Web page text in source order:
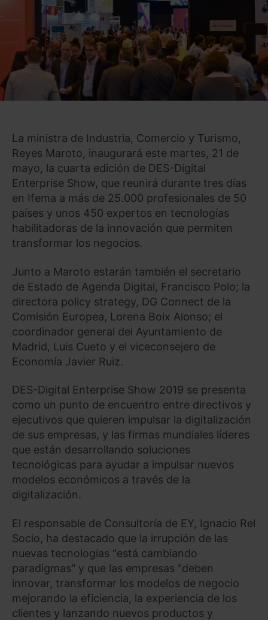
La ministra de Industria, Comercio y Turismo,
Reyes Maroto, inaugurará este martes, 21 de
mayo, la cuarta edición de DES-Digital
Enterprise Show, que reunirá durante tres días
en Ifema a más de 25.000 profesionales de 50
países y unos 450 expertos en tecnologías
habilitadoras de la innovación que permiten
transformar los negocios.
Junto a Maroto estarán también el secretario
de Estado de Agenda Digital, Francisco Polo; la
directora policy strategy, DG Connect de la
Comisión Europea, Lorena Boix Alonso; el
coordinador general del Ayuntamiento de
Madrid, Luis Cueto y el viceconsejero de
Economía Javier Ruiz.
DES-Digital Enterprise Show 2019 se presenta
como un punto de encuentro entre directivos y
ejecutivos que quieren impulsar la digitalización
de sus empresas, y las firmas mundiales líderes
que están desarrollando soluciones
tecnológicas para ayudar a impulsar nuevos
modelos económicos a través de la
digitalización.
El responsable de Consultoría de EY, Ignacio Rel
Socio, ha destacado que la irrupción de las
nuevas tecnologías "está cambiando
paradigmas" y que las empresas "deben
innovar, transformar los modelos de negocio
mejorando la eficiencia, la experiencia de los
clientes y lanzando nuevos productos y